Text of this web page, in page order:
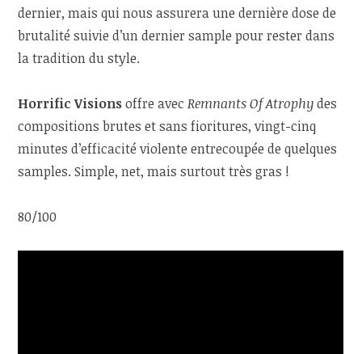
dernier, mais qui nous assurera une dernière dose de
brutalité suivie d’un dernier sample pour rester dans
la tradition du style.
Horrific Visionsoffre avecRemnants Of Atrophydes
compositions brutes et sans fioritures, vingt-cinq
minutes d’efficacité violente entrecoupée de quelques
samples. Simple, net, mais surtout très gras !
80/100